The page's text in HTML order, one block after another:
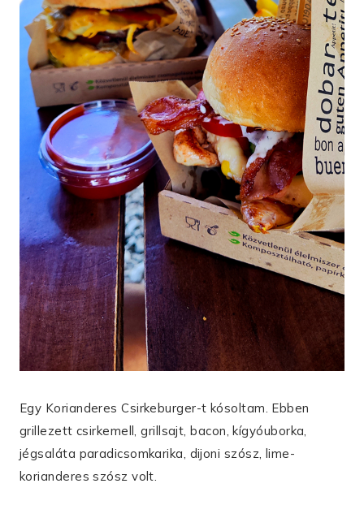
Egy Korianderes Csirkeburger-t kósoltam. Ebben
grillezett csirkemell, grillsajt, bacon, kígyóuborka,
jégsaláta paradicsomkarika, dijoni szósz, lime-
korianderes szósz volt.